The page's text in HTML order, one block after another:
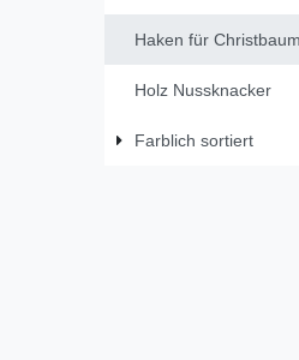
Haken für
Holz Nussknacker
Farblich sortiert